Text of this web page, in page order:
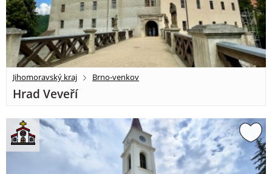
Jihomoravský kraj Brno-venkov
Hrad Veveří